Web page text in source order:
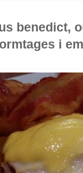
benedict,
i